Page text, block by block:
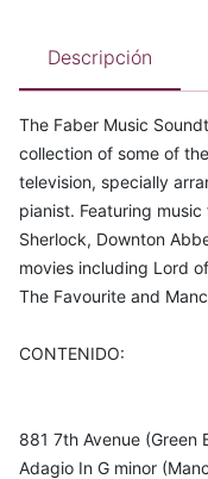
Descripción
The Faber Music
collection of some of
television, specially
pianist. Featuring
Sherlock, Downton
movies including Lord
The Favourite and
CONTENIDO:
881 7th Avenue (Green
Adagio In G minor